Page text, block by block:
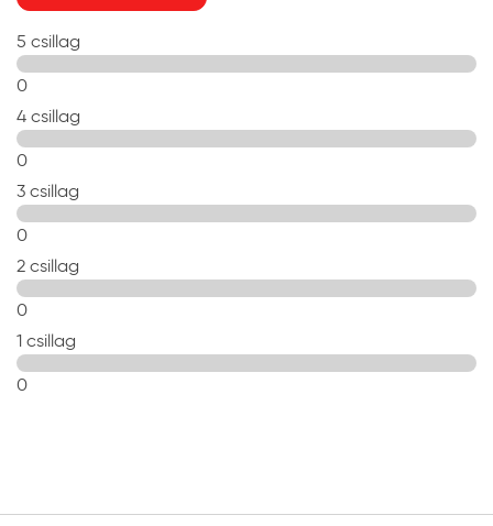
5 csillag
0
4 csillag
0
3 csillag
0
2 csillag
0
1 csillag
0